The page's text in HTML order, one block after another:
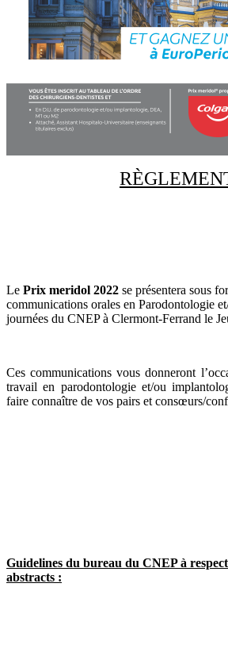
Le Prix meridol 2022 se présentera sous
communications orales en Parodontologie
journées du CNEP à Clermont-Ferrand le
Ces communications vous donneront
travail en parodontologie et/ou
faire connaître de vos pairs et consœurs/
Guidelines du bureau du CNEP à
abstracts :